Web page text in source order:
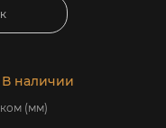
В наличии
(мм)